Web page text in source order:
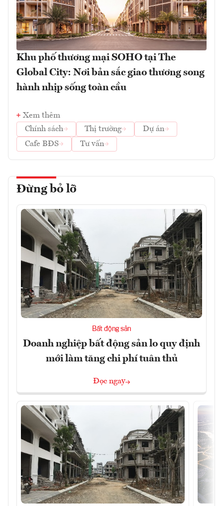
Khu phố thương mại SOHO tại The
Global City: Nơi bản sắc giao thương song
hành nhịp sống toàn cầu
Xem thêm
Chính sách
Thị trường
Dự án
Cafe BĐS
Tư vấn
Đừng bỏ lỡ
Bất động sản
Doanh nghiệp bất động sản lo quy định
mới làm tăng chi phí tuân thủ
Đọc ngay